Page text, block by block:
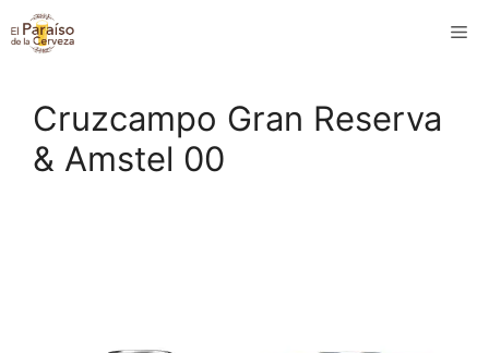
Saltar
al
Cruzcampo Gran Reserva
& Amstel 00